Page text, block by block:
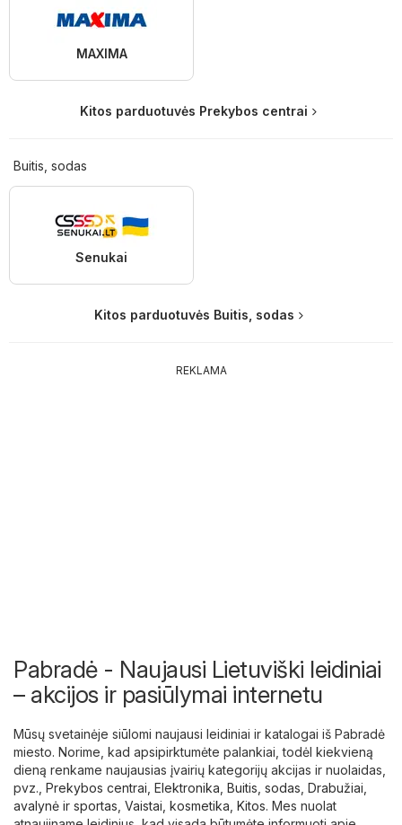
MAXIMA
Kitos parduotuvės Prekybos centrai
Buitis, sodas
Senukai
Kitos parduotuvės Buitis, sodas
REKLAMA
Pabradė - Naujausi Lietuviški leidiniai
– akcijos ir pasiūlymai internetu
Mūsų svetainėje siūlomi naujausi leidiniai ir katalogai iš Pabradė
miesto. Norime, kad apsipirktumėte palankiai, todėl kiekvieną
dieną renkame naujausias įvairių kategorijų akcijas ir nuolaidas,
pvz., Prekybos centrai Elektronika Buitis, sodas Drabužiai,
avalynė ir sportas Vaistai, kosmetika Kitos. Mes nuolat